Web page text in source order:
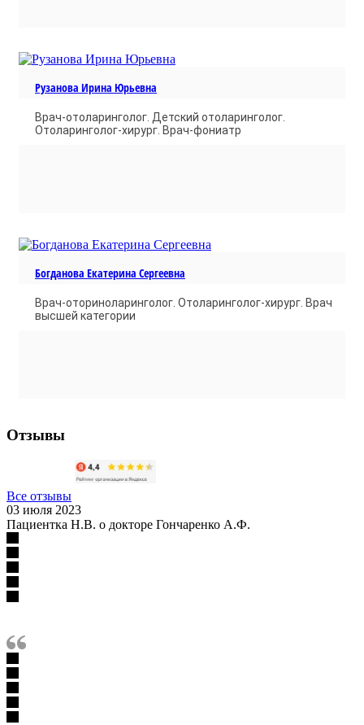
Рузанова Ирина Юрьевна
Врач-отоларинголог. Детский отоларинголог.
Отоларинголог-хирург. Врач-фониатр
Богданова Екатерина Сергеевна
Врач-оториноларинголог. Отоларинголог-хирург. Врач
высшей категории
Отзывы
Все отзывы
03 июля 2023
Пациентка Н.В. о докторе Гончаренко А.Ф.